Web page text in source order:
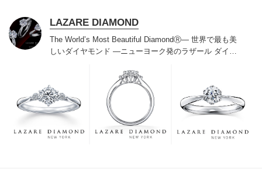
LAZARE DIAMOND
The World’s Most Beautiful DiamondⓇ― 世界で最も美
しいダイヤモンド ―ニューヨーク発のラザール ダイヤ
られ120年を超えた今もなおダイヤモンドの美しい輝き
にこだわり続けています。私たちの願いは、この生涯変
わらないワン＆オンリーの輝きを幸せの象徴として、い
つも、ずっと、身に着けていただくことです。